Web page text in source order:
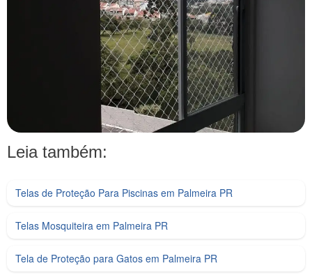
Leia também:
Telas de Proteção Para Piscinas em Palmeira PR
Telas Mosquiteira em Palmeira PR
Tela de Proteção para Gatos em Palmeira PR